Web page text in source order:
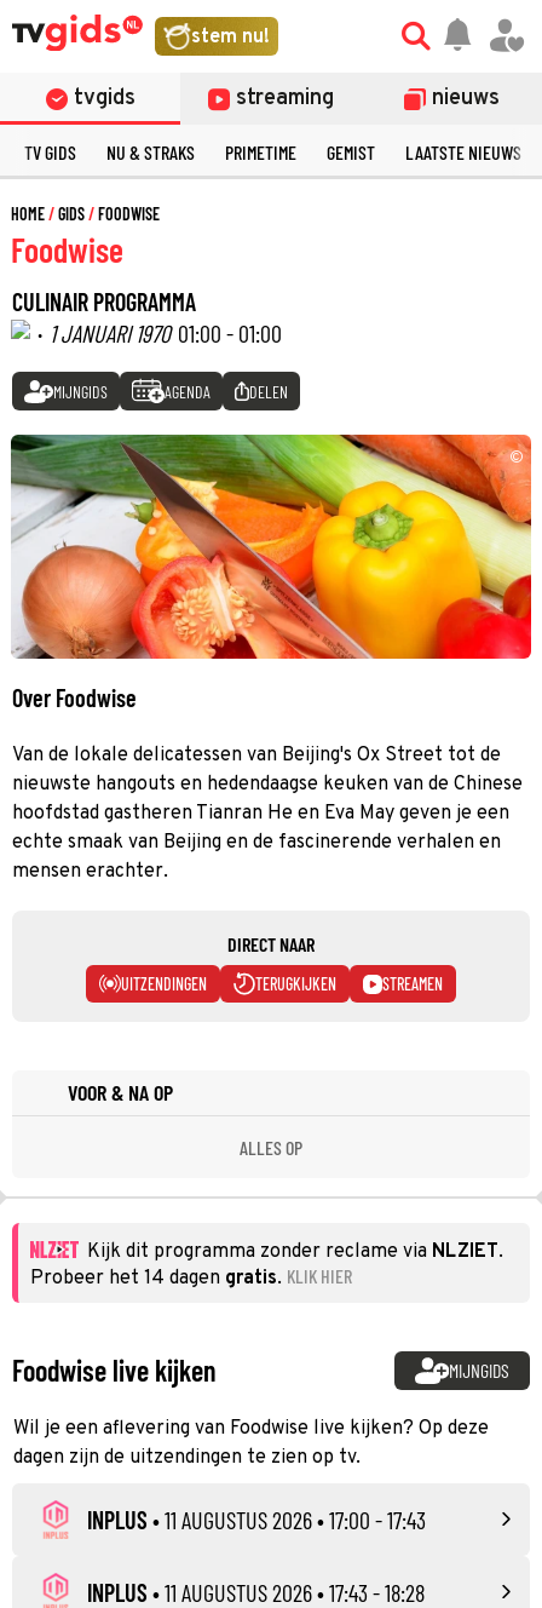
stem nu!
tvgids streaming nieuws
TV GIDS NU & STRAKS PRIMETIME GEMIST LAATSTE NIEUWS
HOME GIDS FOODWISE
Foodwise
CULINAIR PROGRAMMA
· 1 JANUARI 1970 01:00 - 01:00
MIJNGIDS AGENDA DELEN
©
Over Foodwise
Van de lokale delicatessen van Beijing's Ox Street tot de
nieuwste hangouts en hedendaagse keuken van de Chinese
hoofdstad gastheren Tianran He en Eva May geven je een
echte smaak van Beijing en de fascinerende verhalen en
mensen erachter.
DIRECT NAAR
UITZENDINGEN TERUGKIJKEN STREAMEN
VOOR & NA OP
ALLES OP
Kijk dit programma zonder reclame via NLZIET.
Probeer het 14 dagen gratis. KLIK HIER
Foodwise live kijken MIJNGIDS
Wil je een aflevering van Foodwise live kijken? Op deze
dagen zijn de uitzendingen te zien op tv.
INPLUS •11 AUGUSTUS 2026• 17:00 - 17:43
INPLUS •11 AUGUSTUS 2026• 17:43 - 18:28